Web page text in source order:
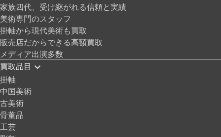
家族四代、受け継がれる信頼と実績
美術専門のスタッフ
掛軸から現代美術も買取
販売店だからできる高額買取
メディア出演多数
買取品目
掛軸
中国美術
古美術
骨董品
工芸